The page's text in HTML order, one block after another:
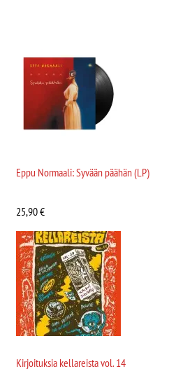
Eppu Normaali: Syvään päähän (LP)
25,90€
Kirjoituksia kellareista vol. 14